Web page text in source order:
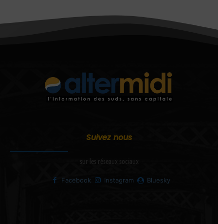
Suivez nous
sur les réseaux sociaux
Facebook Instagram Bluesky